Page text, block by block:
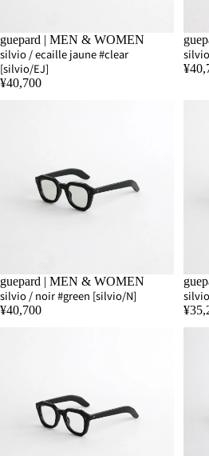
guepard | MEN & WOMEN
silvio / ecaille jaune #clear
[silvio/EJ]
¥40,700
SOLD OUT
guepard | MEN & WOMEN
silvio / noir #green [silvio/N]
¥40,700